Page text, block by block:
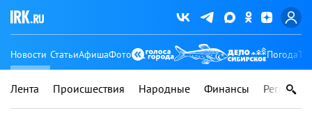
Новости СтатьиАфишаФото Погода
Лента Происшествия Народные Финансы Регионы